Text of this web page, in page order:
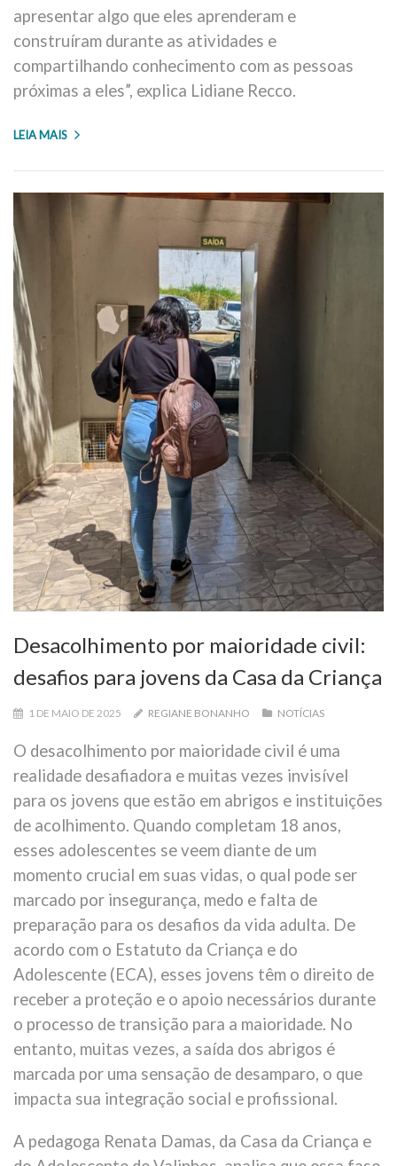
apresentar algo que eles aprenderam e
construíram durante as atividades e
compartilhando conhecimento com as pessoas
próximas a eles”, explica Lidiane Recco.
LEIA MAIS
Desacolhimento por maioridade civil:
desafios para jovens da Casa da Criança
1 DE MAIO DE 2025 REGIANE BONANHO NOTÍCIAS
O desacolhimento por maioridade civil é uma
realidade desafiadora e muitas vezes invisível
para os jovens que estão em abrigos e instituições
de acolhimento. Quando completam 18 anos,
esses adolescentes se veem diante de um
momento crucial em suas vidas, o qual pode ser
marcado por insegurança, medo e falta de
preparação para os desafios da vida adulta. De
acordo com o Estatuto da Criança e do
Adolescente (ECA), esses jovens têm o direito de
receber a proteção e o apoio necessários durante
o processo de transição para a maioridade. No
entanto, muitas vezes, a saída dos abrigos é
marcada por uma sensação de desamparo, o que
impacta sua integração social e profissional.
A pedagoga Renata Damas, da Casa da Criança e